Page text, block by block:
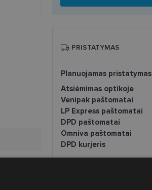
PRISTATYMAS
Planuojamas pristatymas
Atsiėmimas optikoje
Venipak paštomatai
LP Express paštomatai
DPD paštomatai
Omniva paštomatai
DPD kurjeris